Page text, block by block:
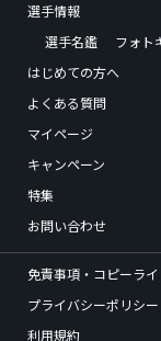
選手情報
選手名鑑
フォト
はじめての方へ
よくある質問
マイページ
キャンペーン
特集
お問い合わせ
免責事項・コピーライ
プライバシーポリシー
利用規約